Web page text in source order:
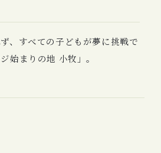
、すべての子どもが夢に挑戦で
始まりの地 小牧」。